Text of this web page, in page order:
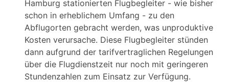
Hamburg stationierten Flugbegleiter - wie bisher
schon in erheblichem Umfang - zu den
Abflugorten gebracht werden, was unproduktive
Kosten verursache. Diese Flugbegleiter stünden
dann aufgrund der tarifvertraglichen Regelungen
über die Flugdienstzeit nur noch mit geringeren
Stundenzahlen zum Einsatz zur Verfügung.